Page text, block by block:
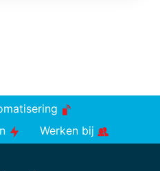
Werken bij